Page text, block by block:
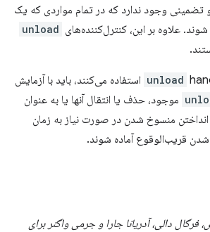
و تضمینی وجود ندارد که در تمام مواردی که یک
علاوه بر این، کنترل‌کننده‌های unload
unload handlers استفاده می‌کنند، باید با آزمایش
handlers موجود، حذف یا انتقال آنها یا به عنوان
انداختن منسوخ شدن در صورت نیاز به زمان
قریب‌الوقوع آماده شوند.
دالی، آدریانا جارا و جرمی واگنر برای